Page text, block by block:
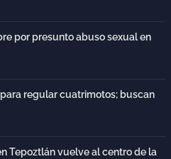
por presunto abuso sexual en
regular cuatrimotos; buscan
Tepoztlán vuelve al centro de la